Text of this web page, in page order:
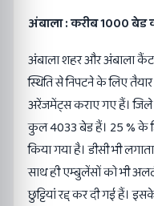
अंबाला : करीब 1000 बेड
अंबाला शहर और अंबाला
स्थिति से निपटने के लिए
अरेंजमेंट्स कराए गए हैं। जिले
कुल 4033 बेड हैं। 25 % के
किया गया है। डीसी भी
साथ ही एम्बुलेंसों को भी
छुट्टियां रद्द कर दी गई हैं।